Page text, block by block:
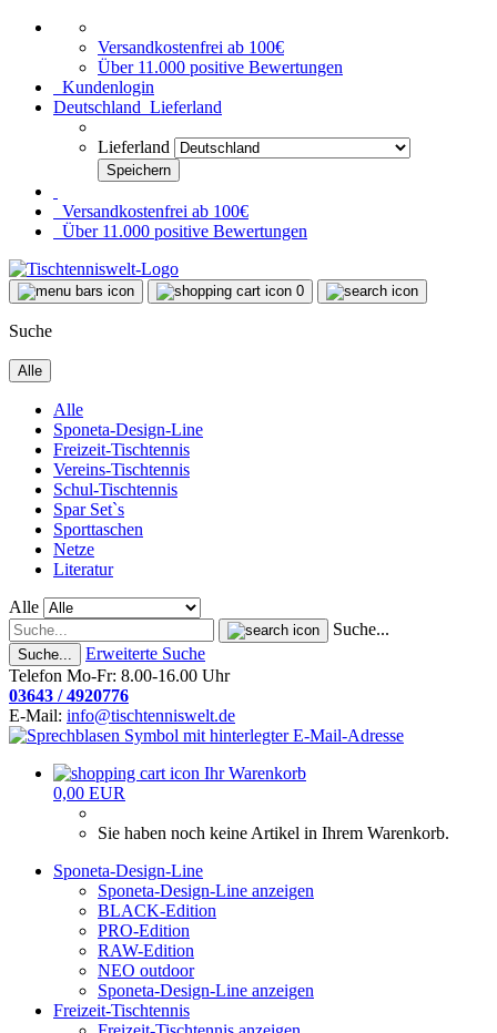
Versandkostenfrei ab 100€
Über 11.000 positive Bewertungen
Kundenlogin
Deutschland Lieferland
Lieferland
Versandkostenfrei ab 100€
Über 11.000 positive Bewertungen
0
Suche
Alle
Alle
Sponeta-Design-Line
Freizeit-Tischtennis
Vereins-Tischtennis
Schul-Tischtennis
Spar Set`s
Sporttaschen
Netze
Literatur
Alle
Suche...
Suche...
Erweiterte Suche
Telefon Mo-Fr: 8.00-16.00 Uhr
03643 / 4920776
E-Mail: info@tischtenniswelt.de
Ihr Warenkorb
0,00 EUR
Sie haben noch keine Artikel in Ihrem Warenkorb.
Sponeta-Design-Line
Sponeta-Design-Line anzeigen
BLACK-Edition
PRO-Edition
RAW-Edition
NEO outdoor
Sponeta-Design-Line anzeigen
Freizeit-Tischtennis